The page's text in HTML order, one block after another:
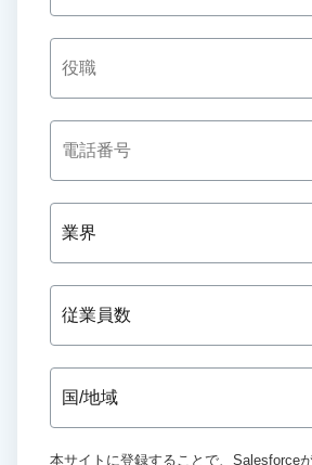
本サイトに登録することで、Salesforce